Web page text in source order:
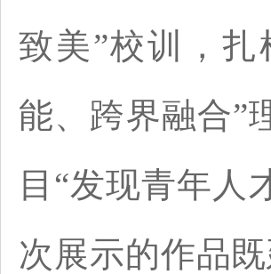
致美”校训，
能、跨界融合”
目“发现青年人
次展示的作品